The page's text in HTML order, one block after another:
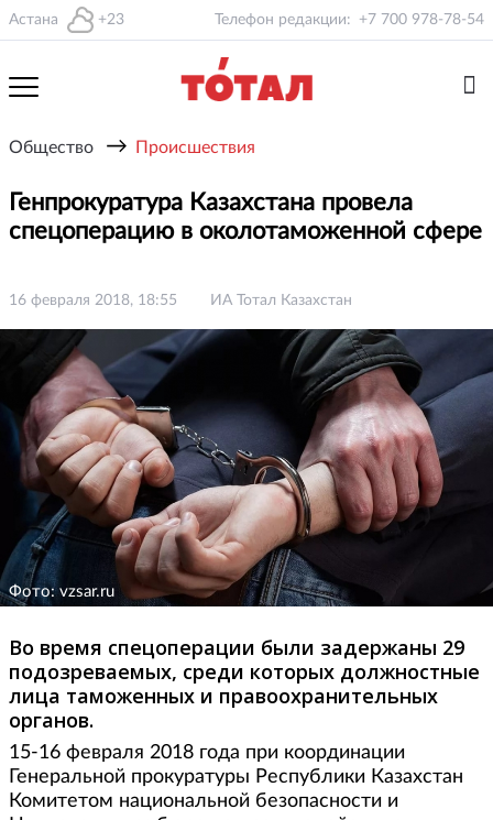
Астана +23 Телефон редакции: +7 700 978-78-54
Общество → Происшествия
Генпрокуратура Казахстана провела
спецоперацию в околотаможенной сфере
16 февраля 2018, 18:55 ИА Тотал Казахстан
Фото: vzsar.ru
Во время спецоперации были задержаны 29
подозреваемых, среди которых должностные
лица таможенных и правоохранительных
органов.
15-16 февраля 2018 года при координации
Генеральной прокуратуры Республики Казахстан
Комитетом национальной безопасности и